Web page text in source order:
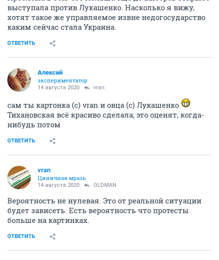
выступала против Лукашенко. Насколько я вижу,
хотят такое же управляемое извне недогосударство
каким сейчас стала Украина.
ОТВЕТИТЬ
Алексий
экспериментатор
14 августа 2020 vran
сам ты картонка (с) vran и овца (с) Лукашенко
Тихановская всё красиво сделала, это оценят, когда-
нибудь потом
ОТВЕТИТЬ
vran
Циничная мразь
14 августа 2020 OLDMAN
Вероятность не нулевая. Это от реальной ситуации
будет зависеть. Есть вероятность что протесты
больше на картинках.
ОТВЕТИТЬ